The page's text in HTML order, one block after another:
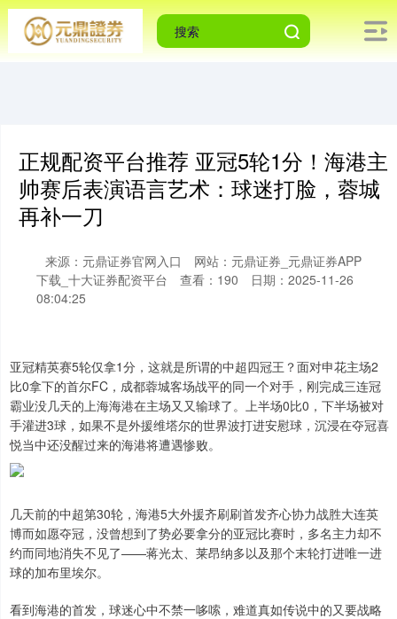
正规配资平台推荐 亚冠5轮1分！海港主
帅赛后表演语言艺术：球迷打脸，蓉城
再补一刀
来源：元鼎证券官网入口
网站：元鼎证券_元鼎证券APP
下载_十大证券配资平台
查看：190
日期：2025-11-26
08:04:25
亚冠精英赛5轮仅拿1分，这就是所谓的中超四冠王？面对申花主场2
比0拿下的首尔FC，成都蓉城客场战平的同一个对手，刚完成三连冠
霸业没几天的上海海港在主场又又输球了。上半场0比0，下半场被对
手灌进3球，如果不是外援维塔尔的世界波打进安慰球，沉浸在夺冠喜
悦当中还没醒过来的海港将遭遇惨败。
几天前的中超第30轮，海港5大外援齐刷刷首发齐心协力战胜大连英
博而如愿夺冠，没曾想到了势必要拿分的亚冠比赛时，多名主力却不
约而同地消失不见了——蒋光太、莱昂纳多以及那个末轮打进唯一进
球的加布里埃尔。
看到海港的首发，球迷心中不禁一哆嗦，难道真如传说中的又要战略